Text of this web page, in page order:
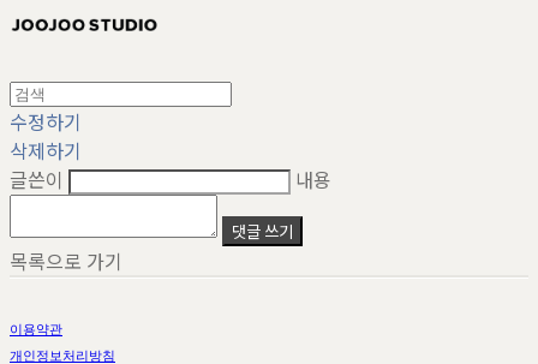
수정하기
삭제하기
글쓴이
내용
댓글 쓰기
목록으로 가기
이용약관
개인정보처리방침